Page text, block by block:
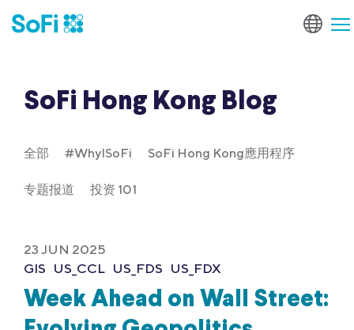
SoFi Hong Kong Blog
全部 #WhyISoFi SoFi Hong Kong應用程序
专题报道 投资 101
23 JUN 2025
GIS US_CCL US_FDS US_FDX
Week Ahead on Wall Street: